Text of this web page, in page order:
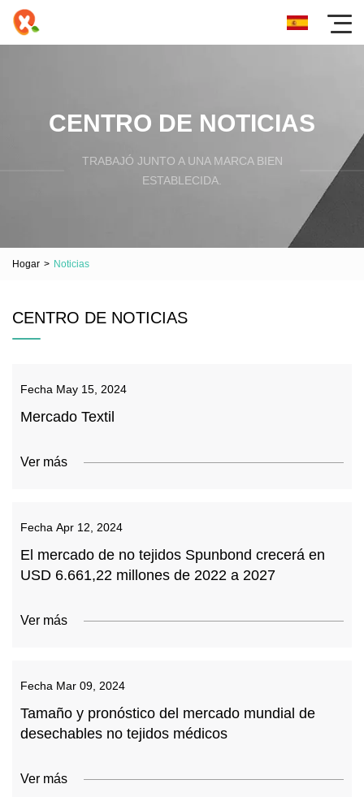
CENTRO DE NOTICIAS
TRABAJÓ JUNTO A UNA MARCA BIEN
ESTABLECIDA.
Hogar > Noticias
CENTRO DE NOTICIAS
Fecha May 15, 2024
Mercado Textil
Ver más
Fecha Apr 12, 2024
El mercado de no tejidos Spunbond crecerá en
USD 6.661,22 millones de 2022 a 2027
Ver más
Fecha Mar 09, 2024
Tamaño y pronóstico del mercado mundial de
desechables no tejidos médicos
Ver más